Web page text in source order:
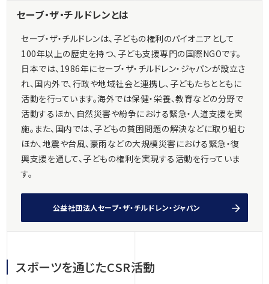
セーブ・ザ・チルドレンとは
セーブ・ザ・チルドレンは、子どもの権利のパイオニアとして
100年以上の歴史を持つ、子ども支援専門の国際NGOです。
日本では、1986年にセーブ・ザ・チルドレン・ジャパンが設立さ
れ、国内外で、行政や地域社会と連携し、子どもたちとともに
活動を行っています。海外では保健・栄養、教育などの分野で
活動するほか、自然災害や紛争における緊急・人道支援を実
施。また、国内では、子どもの貧困問題の解決などに取り組む
ほか、地震や台風、豪雨などの大規模災害における緊急・復
興支援を通して、子どもの権利を実現する活動を行っていま
す。
公益社団法人セーブ・ザ・チルドレン・ジャパン
スポーツを通じたCSR活動